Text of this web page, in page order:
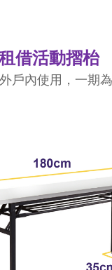
借活動摺枱
戶內使用，一期為